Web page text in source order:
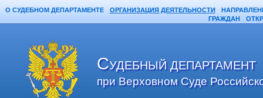
О СУДЕБНОМ ДЕПАРТАМЕНТЕ ОРГАНИЗАЦИЯ ДЕЯТЕЛЬНОСТИ
ГРАЖДАН
СУДЕБНЫЙ ДЕПАРТАМЕНТ
при Верховном Суде